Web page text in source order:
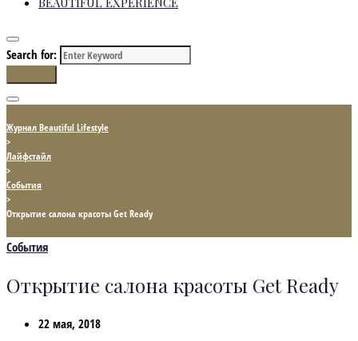
Search for:
Журнал Beautiful Lifestyle
>
Лайфстайл
>
События
>
Открытие салона красоты Get Ready
События
Открытие салона красоты Get Ready
22 мая, 2018